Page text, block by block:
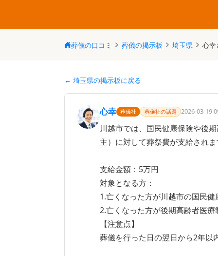
葬儀の口コミ 葬儀の掲示板 埼玉県 心幸
← 埼玉県の掲示板に戻る
心幸 葬儀社 葬儀社の話題 2026-03-19
川越市では、国民健康保険や後
主）に対して葬祭費が支給されま
支給金額：5万円
対象となる方：
1.亡くなった方が川越市の国民
2.亡くなった方が後期高齢者医
【注意点】
葬儀を行った日の翌日から2年以